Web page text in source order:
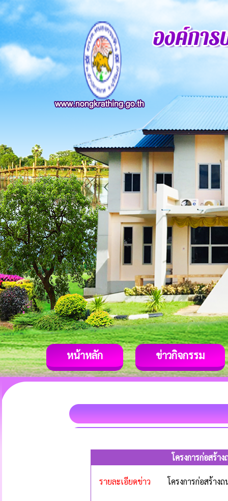
หน้าหลัก ข่าวกิจกรรม
โครงการก่อสร้
รายละเอียดข่าว โครงการก่อสร้า